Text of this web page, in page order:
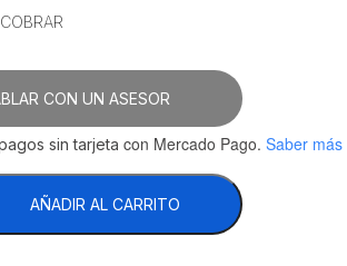
CON UN ASESOR
sin tarjeta con Mercado Pago. Saber más
AÑADIR AL CARRITO